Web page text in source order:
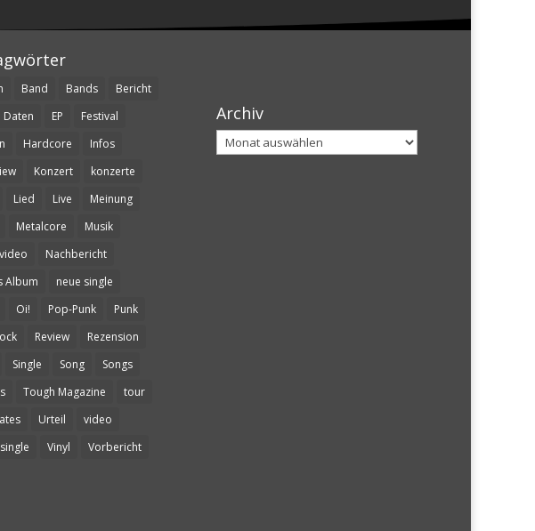
Band Bands
Bericht
Daten EP
Festival
Hardcore
Infos
Konzert
konzerte
Lied Live
Meinung
Metalcore
Musik
Nachbericht
Album
neue single
Oi! Pop-Punk
Punk
Review
Rezension
Single Song
Songs
Tough Magazine
tour
Urteil
video
Vinyl Vorbericht
Archiv
Archiv